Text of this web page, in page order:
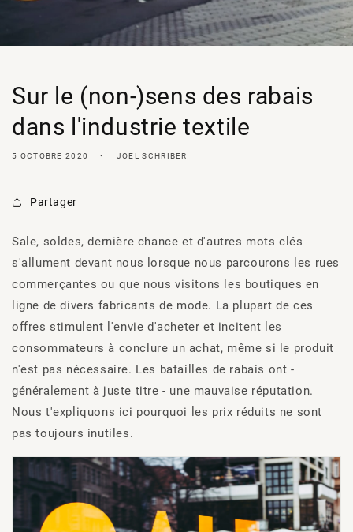
Sur le (non-)sens des rabais
dans l'industrie textile
5 OCTOBRE 2020 JOEL SCHRIBER
Partager
Sale, soldes, dernière chance et d'autres mots clés
s'allument devant nous lorsque nous parcourons les rues
commerçantes ou que nous visitons les boutiques en
ligne de divers fabricants de mode. La plupart de ces
offres stimulent l'envie d'acheter et incitent les
consommateurs à conclure un achat, même si le produit
n'est pas nécessaire. Les batailles de rabais ont -
généralement à juste titre - une mauvaise réputation.
Nous t'expliquons ici pourquoi les prix réduits ne sont
pas toujours inutiles.